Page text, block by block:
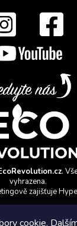
cookie.
.
vyhrazena.
zajišťuje